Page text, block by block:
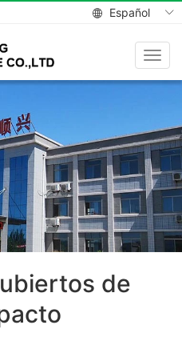
Español
de